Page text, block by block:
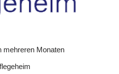
mehreren Monaten